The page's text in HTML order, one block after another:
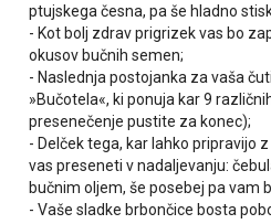
ptujskega česna, pa še hladno
- Kot bolj zdrav prigrizek vas bo
okusov bučnih semen;
- Naslednja postojanka za vaša
»Bučotela«, ki ponuja kar 9
presenečenje pustite za konec);
- Delček tega, kar lahko pripravijo
vas preseneti v nadaljevanju:
bučnim oljem, še posebej pa vam
-Vaše sladke brbončice bosta